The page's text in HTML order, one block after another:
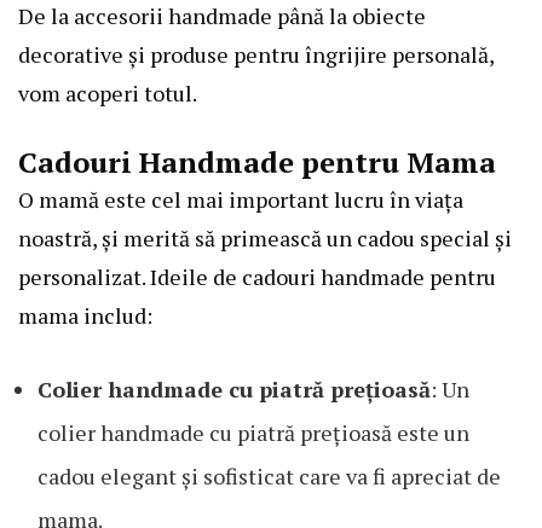
De la accesorii handmade până la obiecte
decorative și produse pentru îngrijire personală,
vom acoperi totul.
Cadouri Handmade pentru Mama
O mamă este cel mai important lucru în viața
noastră, și merită să primească un cadou special și
personalizat. Ideile de cadouri handmade pentru
mama includ:
Colier handmade cu piatră prețioasă: Un
colier handmade cu piatră prețioasă este un
cadou elegant și sofisticat care va fi apreciat de
mama.